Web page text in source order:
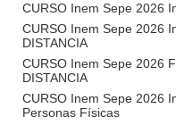
CURSO Inem Sepe 2026
CURSO Inem Sepe 2026
DISTANCIA
CURSO Inem Sepe 2026
DISTANCIA
CURSO Inem Sepe 2026
Personas Físicas